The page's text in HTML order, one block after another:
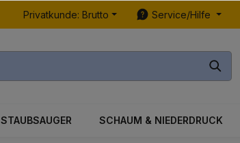
Privatkunde: Brutto Service/Hilfe
STAUBSAUGER SCHAUM & NIEDERDRUCK